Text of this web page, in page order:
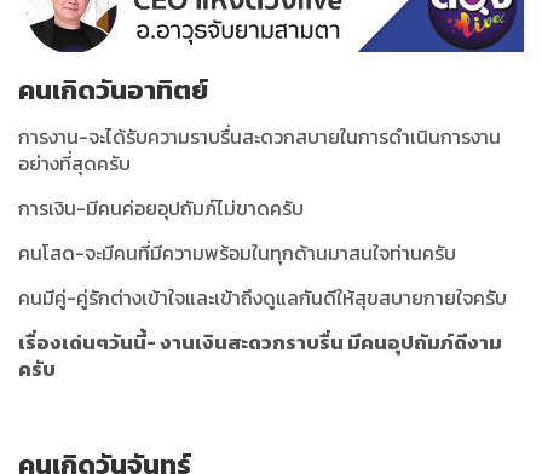
คนเกิดวันอาทิตย์
การงาน-จะได้รับความราบรื่นสะดวกสบายในการดำเนินการงาน
อย่างที่สุดครับ
การเงิน-มีคนค่อยอุปถัมภ์ไม่ขาดครับ
คนโสด-จะมีคนที่มีความพร้อมในทุกด้านมาสนใจท่านครับ
คนมีคู่-คู่รักต่างเข้าใจและเข้าถึงดูแลกันดีให้สุขสบายกายใจครับ
เรื่องเด่นๆวันนี้- งานเงินสะดวกราบรื่น มีคนอุปถัมภ์ดีงาม
ครับ
คนเกิดวันจันทร์